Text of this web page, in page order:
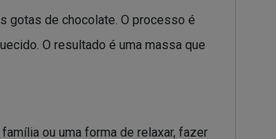
gotas de chocolate. O processo é
O resultado é uma massa que
ou uma forma de relaxar, fazer